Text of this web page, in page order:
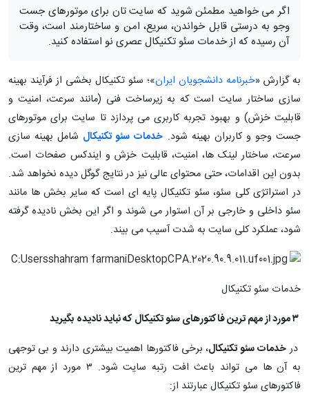
اگر می خواهید مطمئن شوید که سایت تان برای موتورهای جست
وجو به درستی قابل خواندن، سریع، امن و ساختارمند است، وقت
آن رسیده که از خدمات سئو تکنیکال عصری نو استفاده کنید.
به گزارش «خبرنامه دانشجویان ایران»؛ سئو تکنیکال بخشی از فرآیند بهینه
سازی ساختار سایت است که به زیرساخت فنی (مانند سرعت، امنیت و
قابلیت خزش) و بهبود تجربه کاربری می پردازد تا سایت برای موتورهای
جست وجو و کاربران بهینه شود. خدمات سئو تکنیکال شامل بهینه سازی
سرعت، ساختار لینک ها، امنیت، قابلیت خزش و ایندکس صفحات است.
بدون این اقدامات، حتی محتوای عالی نیز در نتایج گوگل دیده نخواهد شد.
در استراتژی کلی سئو، سئو تکنیکال پایه ای است که سایر بخش ها مانند
سئو داخلی و خارجی بر آن استوار می شوند و اگر این بخش نادیده گرفته
شود، عملکرد کلی سایت به شدت آسیب می بیند.
خدمات سئو تکنیکال
درخدمات سئو تکنیکال، برخی فاکتورها اهمیت بیشتری دارند و بی توجهی
به آن ها می تواند باعث افت رتبه سایت شود. ۳ مورد از مهم ترین
فاکتورهای سئو تکنیکال عبارتند از: